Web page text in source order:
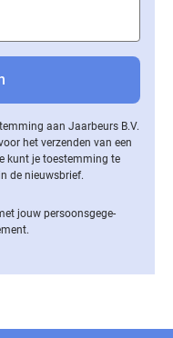
aan Jaarbeurs B.V.
het verzenden van een
kunt je toestemming te
de nieuwsbrief.
jouw per­soons­ge­ge­